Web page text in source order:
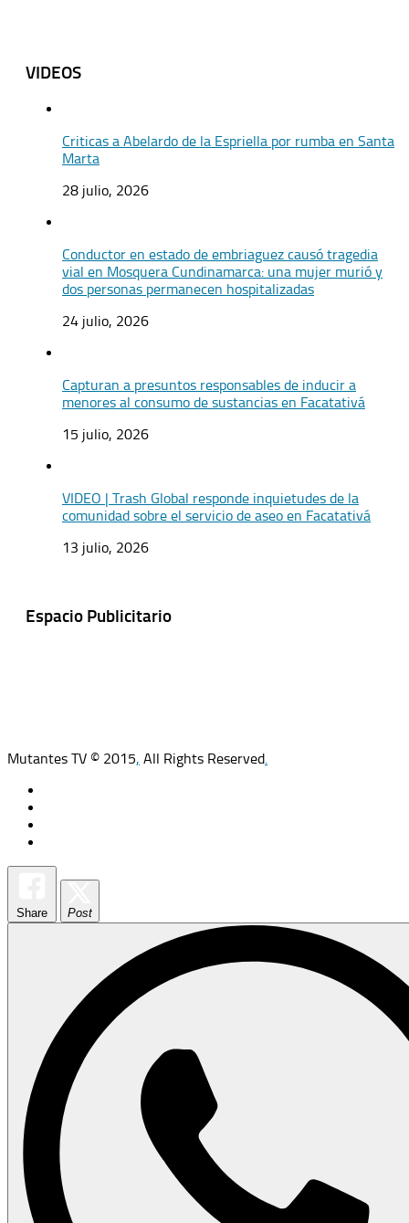
VIDEOS
Criticas a Abelardo de la Espriella por rumba en Santa
Marta
28 julio, 2026
Conductor en estado de embriaguez causó tragedia
vial en Mosquera Cundinamarca: una mujer murió y
dos personas permanecen hospitalizadas
24 julio, 2026
Capturan a presuntos responsables de inducir a
menores al consumo de sustancias en Facatativá
15 julio, 2026
VIDEO | Trash Global responde inquietudes de la
comunidad sobre el servicio de aseo en Facatativá
13 julio, 2026
Espacio Publicitario
Mutantes TV © 2015, All Rights Reserved.
Share Post